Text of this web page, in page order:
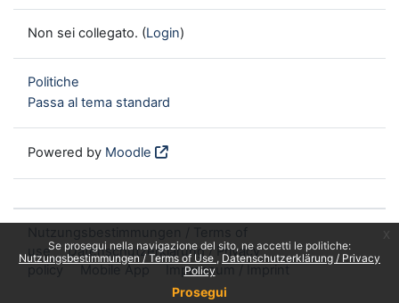
Se prosegui nella navigazione del sito, ne accetti le politiche:
Nutzungsbestimmungen / Terms of Use
Datenschutzerklärung / Privacy
Policy
Prosegui
Non sei collegato. (Login)
Politiche
Passa al tema standard
Powered by Moodle
use
Datenschutzerklärung / Privacy
policy
Mobile App Impressum / Imprint